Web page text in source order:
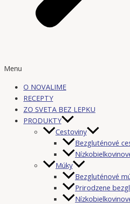
Menu
O NOVALIME
RECEPTY
ZO SVETA BEZ LEPKU
PRODUKTY
Cestoviny
Bezgluténové
Múky
Bezgluténové
Prirodzene